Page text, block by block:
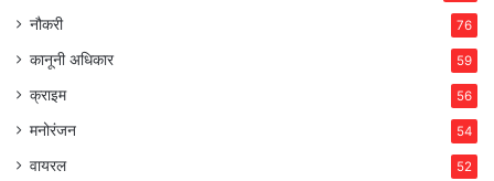
नौकरी 76
कानूनी अधिकार 59
क्राइम 56
मनोरंजन 54
वायरल 52